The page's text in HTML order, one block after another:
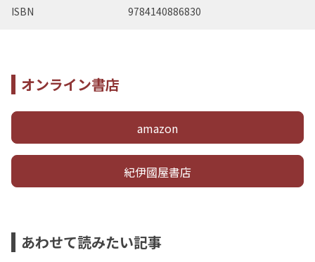
ISBN
9784140886830
オンライン書店
amazon
紀伊國屋書店
あわせて読みたい記事